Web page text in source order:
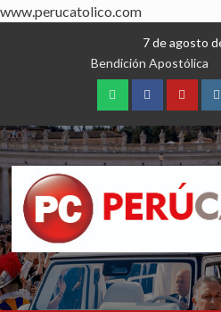
www.perucatolico.com
7 de agosto
Bendición Apostólica
WhatsAppFacebook